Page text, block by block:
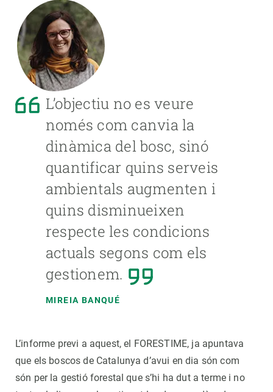
L’objectiu no es veure
només com canvia la
dinàmica del bosc, sinó
quantificar quins serveis
ambientals augmenten i
quins disminueixen
respecte les condicions
actuals segons com els
gestionem.
MIREIA BANQUÉ
L’informe previ a aquest, el FORESTIME, ja apuntava
que els boscos de Catalunya d’avui en dia són com
són per la gestió forestal que s’hi ha dut a terme i no